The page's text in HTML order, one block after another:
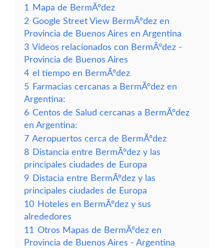
1
Mapa de BermÃºdez
2 Google Street View BermÃºdez en
Provincia de Buenos Aires en Argentina
3 Vídeos relacionados con BermÃºdez -
Provincia de Buenos Aires
4 el tiempo en BermÃºdez
5 Farmacias cercanas a BermÃºdez en
Argentina:
6 Centos de Salud cercanas a BermÃºdez
en Argentina:
7 Aeropuertos cerca de BermÃºdez
8 Distancia entre BermÃºdez y las
principales ciudades de Europa
9 Distacia entre BermÃºdez y las
principales ciudades de Europa
10 Hoteles en BermÃºdez y sus
alrededores
11 Otros Mapas de BermÃºdez en
Provincia de Buenos Aires - Argentina